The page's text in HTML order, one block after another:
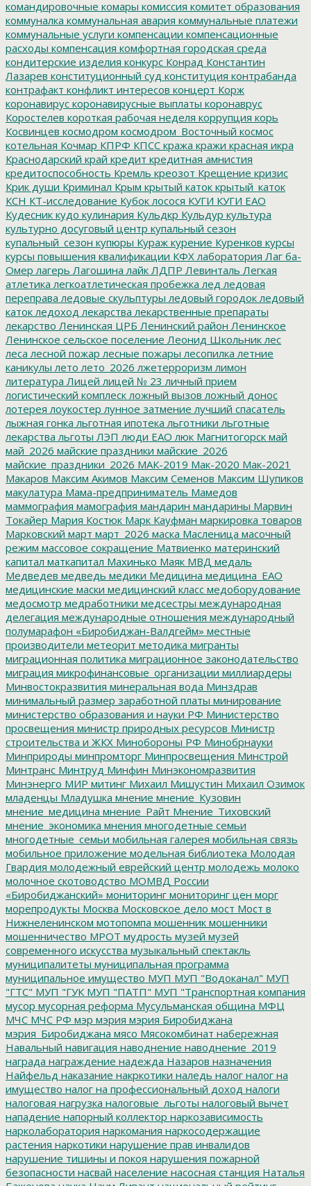
командировочные комары комиссия комитет образования
коммуналка коммунальная авария коммунальные платежи
коммунальные услуги компенсации компенсационные
расходы компенсация комфортная городская среда
кондитерские изделия конкурс Конрад Константин
Лазарев конституционный суд конституция контрабанда
контрафакт конфликт интересов концерт Корж
коронавирус коронавирусные выплаты коронаврус
Коростелев короткая рабочая неделя коррупция корь
Косвинцев космодром космодром_Восточный космос
котельная Кочмар КПРФ КПСС кража кражи красная икра
Краснодарский край кредит кредитная амнистия
кредитоспособность Кремль креозот Крещение кризис
Крик души Криминал Крым крытый каток крытый_каток
КСН КТ-исследование Кубок лосося КУГИ КУГИ ЕАО
Кудесник кудо кулинария Кульдкр Кульдур культура
культурно досуговый центр купальный сезон
купальный_сезон купюры Кураж курение Куренков курсы
курсы повышения квалификации КФХ лаборатория Лаг ба-
Омер лагерь Лагошина лайк ЛДПР Левинталь Легкая
атлетика легкоатлетическая пробежка лед ледовая
переправа ледовые скульптуры ледовый городок ледовый
каток ледоход лекарства лекарственные препараты
лекарство Ленинская ЦРБ Ленинский район Ленинское
Ленинское сельское поселение Леонид Школьник лес
леса лесной пожар лесные пожары лесопилка летние
каникулы лето лето_2026 лжетерроризм лимон
литература Лицей лицей № 23 личный прием
логистический комплеск ложный вызов ложный донос
лотерея лоукостер лунное затмение лучший спасатель
лыжная гонка льготная ипотека льготники льготные
лекарства льготы ЛЭП люди ЕАО люк Магнитогорск май
май_2026 майские праздники майские_2026
майские_праздники_2026 МАК-2019 Мак-2020 Мак-2021
Макаров Максим Акимов Максим Семенов Максим Шупиков
макулатура Мама-предприниматель Мамедов
маммография мамография мандарин мандарины Марвин
Токайер Мария Костюк Марк Кауфман маркировка товаров
Марковский март март_2026 маска Масленица масочный
режим массовое сокращение Матвиенко материнский
капитал маткапитал Махинько Маяк МВД медаль
Медведев медведь медики Медицина медицина_ЕАО
медицинские маски медицинский класс медоборудование
медосмотр медработники медсестры международная
делегация международные отношения международный
полумарафон «Биробиджан-Валдгейм» местные
производители метеорит методика мигранты
миграционная политика миграционное законодательство
миграция микрофинансовые_организации миллиардеры
Минвостокразвития минеральная вода Минздрав
минимальный размер заработной платы минирование
министерство образования и науки РФ Министерство
просвещения министр природных ресурсов Министр
строительства и ЖКХ Минобороны РФ Минобрнауки
Минприроды минпромторг Минпросвещения Минстрой
Минтранс Минтруд Минфин Минэкономразвития
Минэнерго МИР митинг Михаил Мишустин Михаил Озимок
младенцы Младушка мнение мнение_Кузовин
мнение_медицина мнение_Райт Мнение_Тиховский
мнение_экономика мнения многодетные семьи
многодетные_семьи мобильная галерея мобильная связь
мобильное приложение модельная библиотека Молодая
Гвардия молодежный еврейский центр молодежь молоко
молочное скотоводство МОМВД России
«Биробиджанский» мониторинг мониторинг цен морг
морепродукты Москва Московское дело мост Мост в
Нижнеленинском мотопомпа мошенник мошенники
мошенничество МРОТ мудрость музей музей
современного искусства музыкальный спектакль
муниципалитеты муниципальная программа
муниципальное имущество МУП МУП "Водоканал" МУП
"ГТС" МУП "ГУК МУП "ПАТП" МУП "Транспортная компания
мусор мусорная реформа Мусульманская община МФЦ
МЧС МЧС РФ мэр мэрия мэрия Биробиджана
мэрия_Биробиджана мясо Мясокомбинат набережная
Навальный навигация наводнение наводнение_2019
награда награждение надежда Назаров назначения
Найфельд наказание накркотики наледь налог налог на
имущество налог на профессиональный доход налоги
налоговая нагрузка налоговые_льготы налоговый вычет
нападение напорный коллектор наркозависимость
нарколаборатория наркомания наркосодержащие
растения наркотики нарушение прав инвалидов
нарушение тишины и покоя нарушения пожарной
безопасности насвай население насосная станция Наталья